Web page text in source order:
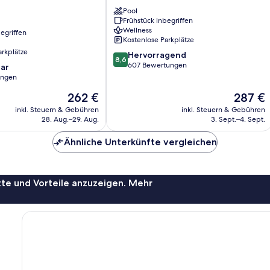
Der
Preis
beträgt
262 €
inkl. Steuern & Gebühren
28. Aug.–29. Aug.
Spa
Rhodes
Pool
Frühstück inbegriffen
Wellness
Kostenlose Parkplätze
8.6
von
8,6 Hervorragend
607 Bewertungen
Der
Preis
beträgt
287 €
inkl. Steuern & Gebühren
3. Sept.–4. Sept.
Ähnliche Unterkünfte vergleichen
und Vorteile anzuzeigen. Mehr